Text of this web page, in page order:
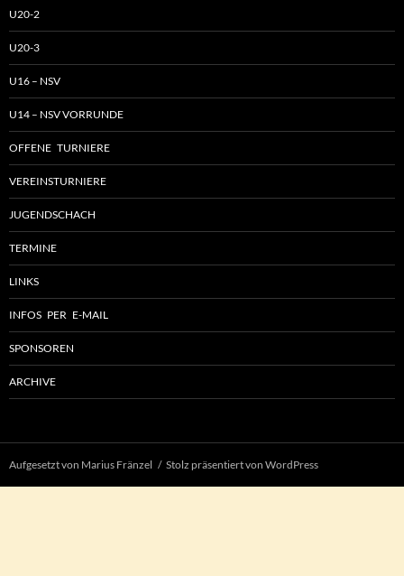
U20-2
U20-3
U16 – NSV
U14 – NSV VORRUNDE
OFFENE TURNIERE
VEREINSTURNIERE
JUGENDSCHACH
TERMINE
LINKS
INFOS PER E-MAIL
SPONSOREN
ARCHIVE
Aufgesetzt von Marius Fränzel Stolz präsentiert von WordPress